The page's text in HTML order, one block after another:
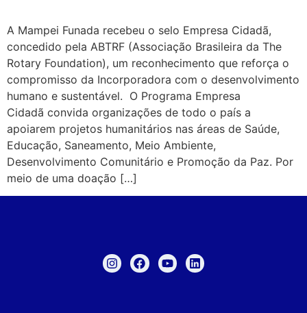
A Mampei Funada recebeu o selo Empresa Cidadã,
concedido pela ABTRF (Associação Brasileira da The
Rotary Foundation), um reconhecimento que reforça o
compromisso da Incorporadora com o desenvolvimento
humano e sustentável. O Programa Empresa
Cidadã convida organizações de todo o país a
apoiarem projetos humanitários nas áreas de Saúde,
Educação, Saneamento, Meio Ambiente,
Desenvolvimento Comunitário e Promoção da Paz. Por
meio de uma doação […]